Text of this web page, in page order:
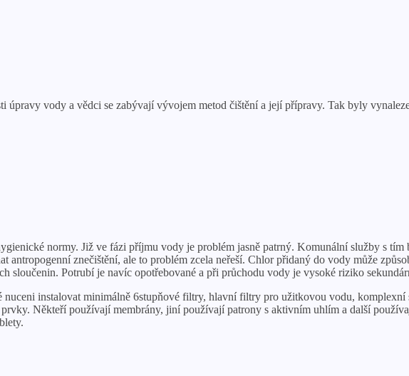
úpravy vody a vědci se zabývají vývojem metod čištění a její přípravy. Tak byly
normy. Již ve fázi příjmu vody je problém jasně patrný. Komunální služby s
znečištění, ale to problém zcela neřeší. Chlor přidaný do vody může
sloučenin. Potrubí je navíc opotřebované a při průchodu vody je vysoké riziko
instalovat minimálně 6stupňové filtry, hlavní filtry pro užitkovou vodu, komplexní
Někteří používají membrány, jiní používají patrony s aktivním uhlím a další